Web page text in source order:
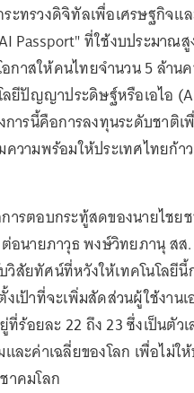
ะทรวงดิจิทัลเพื่อเศรษฐกิจแ
Passport" ที่ใช้งบประมาณ
กาสให้คนไทยจำนวน 5 ล้าน
ลยีปัญญาประดิษฐ์หรือเอไอ
การนี้คือการลงทุนระดับชาติ
ความพร้อมให้ประเทศไทยก้า
ารตอบกระทู้สดของนายไช
อนายภาวุธ พงษ์วิทยภานุ สส
วิสัยทัศน์ที่หวังให้เทคโนโลยี
เป้าที่จะเพิ่มสัดส่วนผู้ใช้งานเ
ร้อยละ 22 ถึง 23 ซึ่งเป็นตัว
ละค่าเฉลี่ยของโลก เพื่อไม่ใ
าคมโลก